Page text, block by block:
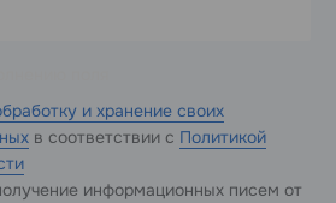
и хранение своих
в соответствии с Политикой
информационных писем от